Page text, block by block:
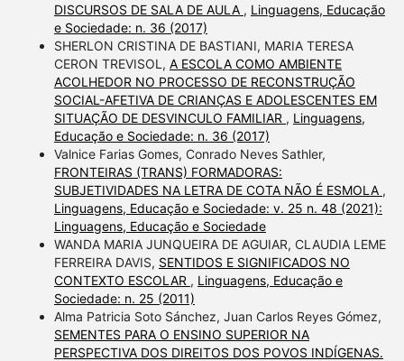
DISCURSOS DE SALA DE AULA , Linguagens, Educação
e Sociedade: n. 36 (2017)
SHERLON CRISTINA DE BASTIANI, MARIA TERESA
CERON TREVISOL, A ESCOLA COMO AMBIENTE
ACOLHEDOR NO PROCESSO DE RECONSTRUÇÃO
SOCIAL-AFETIVA DE CRIANÇAS E ADOLESCENTES EM
SITUAÇÃO DE DESVINCULO FAMILIAR , Linguagens,
Educação e Sociedade: n. 36 (2017)
Valnice Farias Gomes, Conrado Neves Sathler,
FRONTEIRAS (TRANS) FORMADORAS:
SUBJETIVIDADES NA LETRA DE COTA NÃO É ESMOLA ,
Linguagens, Educação e Sociedade: v. 25 n. 48 (2021):
Linguagens, Educação e Sociedade
WANDA MARIA JUNQUEIRA DE AGUIAR, CLAUDIA LEME
FERREIRA DAVIS, SENTIDOS E SIGNIFICADOS NO
CONTEXTO ESCOLAR , Linguagens, Educação e
Sociedade: n. 25 (2011)
Alma Patricia Soto Sánchez, Juan Carlos Reyes Gómez,
SEMENTES PARA O ENSINO SUPERIOR NA
PERSPECTIVA DOS DIREITOS DOS POVOS INDÍGENAS.